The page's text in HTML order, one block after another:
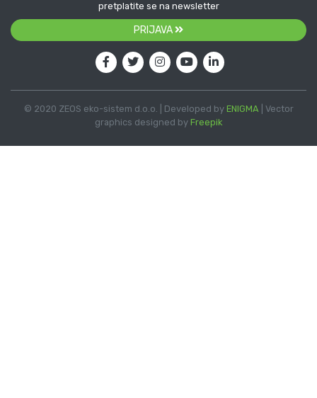
pretplatite se na newsletter
PRIJAVA
© 2020 ZEOS eko-sistem d.o.o. | Developed by ENIGMA| Vector
graphics designed by Freepik